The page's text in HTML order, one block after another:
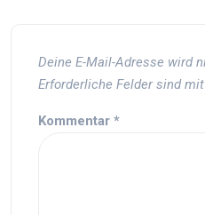
Deine E-Mail-Adresse wird
Erforderliche Felder sind mit
Kommentar *